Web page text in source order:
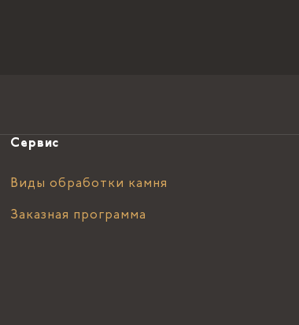
Сервис
Виды обработки камня
Заказная программа